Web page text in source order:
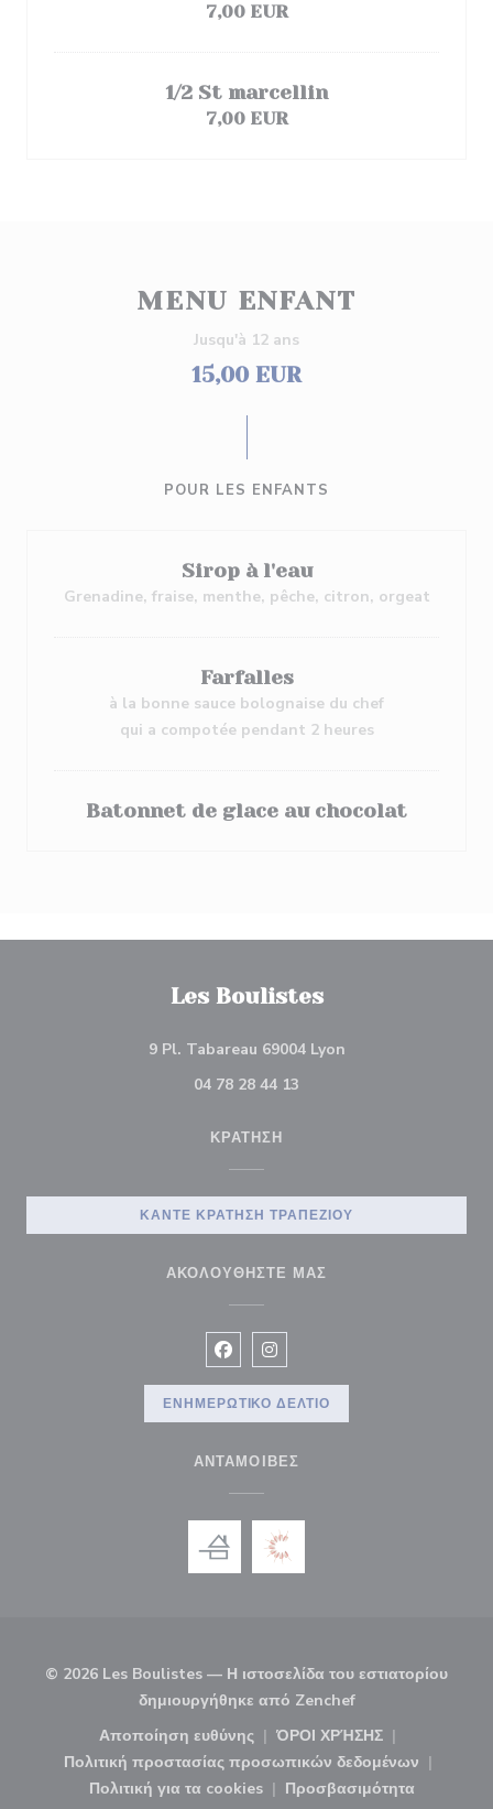
7,00 EUR
1/2 St marcellin
7,00 EUR
MENU ENFANT
Jusqu'à 12 ans
15,00 EUR
POUR LES ENFANTS
Sirop à l'eau
Grenadine, fraise, menthe, pêche, citron, orgeat
Farfalles
à la bonne sauce bolognaise du chef
qui a compotée pendant 2 heures
Batonnet de glace au chocolat
Les Boulistes
9 Pl. Tabareau 69004 Lyon((ανοίγει σε νέο
04 78 28 44 13
ΚΡΆΤΗΣΗ
ΚΆΝΤΕ ΚΡΆΤΗΣΗ ΤΡΑΠΕΖΙΟΎ
ΑΚΟΛΟΥΘΉΣΤΕ ΜΑΣ
Facebook ((ανοίγει σε νέο
Instagram ((ανοίγει σε
ΕΝΗΜΕΡΩΤΙΚΌ ΔΕΛΤΊΟ
ΑΝΤΑΜΟΙΒΈΣ
© 2026 Les Boulistes — Η ιστοσελίδα του εστιατορίου
δημιουργήθηκε από Zenchef((ανοίγει σε νέο
Αποποίηση ευθύνης
((ανοίγει σε νέο παράθυρο))
ΌΡΟΙ ΧΡΉΣΗΣ
((ανοίγει σε νέο
Πολιτική προστασίας προσωπικών δεδομένων
((ανοίγει σε νέο παράθυρο))
Πολιτική για τα cookies
((ανοίγει σε νέο παράθυρο))
Προσβασιμότητα
((ανοίγει σε νέο